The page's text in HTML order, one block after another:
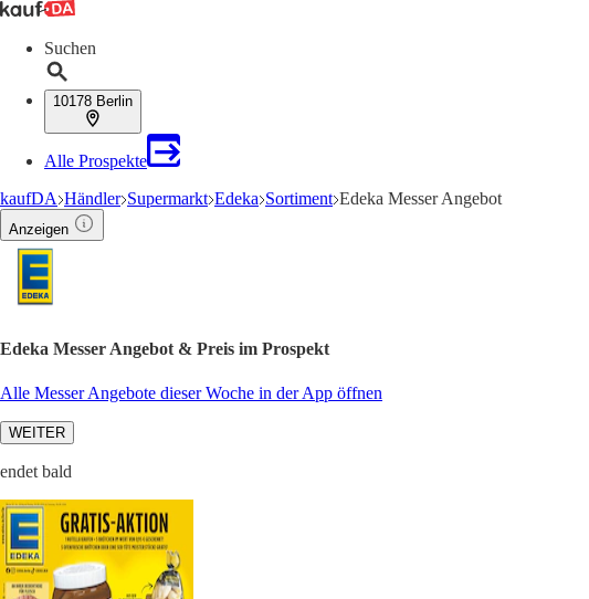
Suchen
10178 Berlin
Alle Prospekte
kaufDA Händler Supermarkt Edeka Sortiment Edeka Messer Angebot
Anzeigen
Edeka Messer Angebot & Preis im Prospekt
Alle Messer Angebote dieser Woche in der App öffnen
WEITER
endet bald